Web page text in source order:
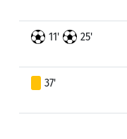
11' 25'
37'